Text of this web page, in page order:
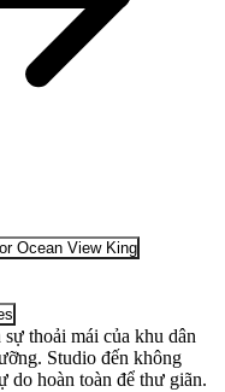
Ocean View King
thoải mái của khu dân
Studio đến không
do hoàn toàn để thư giãn.